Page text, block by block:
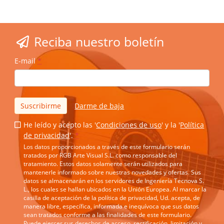
Reciba nuestro boletín
E-mail *
Suscribirme Darme de baja
He leído y acepto las 'Condiciones de uso' y la 'Política
de privacidad'.*
Los datos proporcionados a través de este formulario serán
tratados por RGB Arte Visual S.L. como responsable del
tratamiento. Estos datos solamente serán utilizados para
mantenerle informado sobre nuestras novedades y ofertas. Sus
datos se almacenarán en los servidores de Ingeniería Tecnova S.
L., los cuales se hallan ubicados en la Unión Europea. Al marcar la
casilla de aceptación de la política de privacidad, Ud. acepta, de
manera libre, específica, informada e inequívoca que sus datos
sean tratados conforme a las finalidades de este formulario.